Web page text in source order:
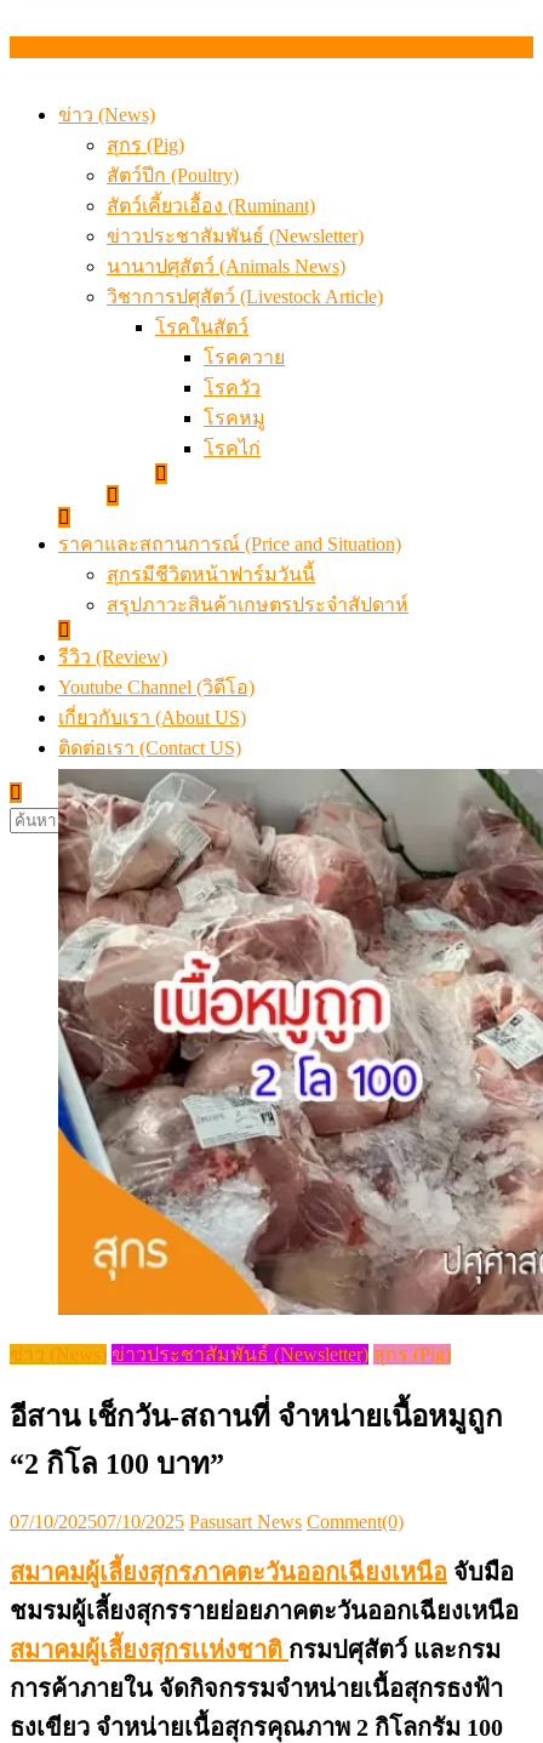
ข่าว (News)
สุกร (Pig)
สัตว์ปีก (Poultry)
สัตว์เคี้ยวเอื้อง (Ruminant)
ข่าวประชาสัมพันธ์ (Newsletter)
นานาปศุสัตว์ (Animals News)
วิชาการปศุสัตว์ (Livestock Article)
โรคในสัตว์
โรคควาย
โรควัว
โรคหมู
โรคไก่
ราคาและสถานการณ์ (Price and Situation)
สุกรมีชีวิตหน้าฟาร์มวันนี้
สรุปภาวะสินค้าเกษตรประจำสัปดาห์
รีวิว (Review)
Youtube Channel (วิดีโอ)
เกี่ยวกับเรา (About US)
ติดต่อเรา (Contact US)
ค้นหา
สำหรับ:
ข่าว (News) ข่าวประชาสัมพันธ์ (Newsletter) สุกร (Pig)
อีสาน เช็กวัน-สถานที่ จำหน่ายเนื้อหมูถูก
“2 กิโล 100 บาท”
Posted
07/10/202507/10/2025 Author
Pasusart News Comment(0)
สมาคมผู้เลี้ยงสุกรภาคตะวันออกเฉียงเหนือ จับมือ
ชมรมผู้เลี้ยงสุกรรายย่อยภาคตะวันออกเฉียงเหนือ
สมาคมผู้เลี้ยงสุกรเเห่งชาติ กรมปศุสัตว์ และกรม
การค้าภายใน จัดกิจกรรมจำหน่ายเนื้อสุกรธงฟ้า
ธงเขียว จำหน่ายเนื้อสุกรคุณภาพ 2 กิโลกรัม 100